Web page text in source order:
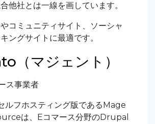
他社とは一線を画しています。
コミュニティサイト、ソーシャ
ングサイトに最適です。
（マジェント）
ス事業者
ルフホスティング版であるMage
は、Eコマース分野のDrupal